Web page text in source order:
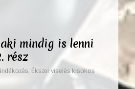
mindig is lenni
rész
, Ékszer viselés kisokos